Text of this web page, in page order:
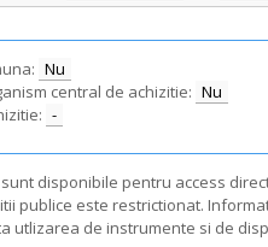
Nu
central de achizitie: Nu
-
disponibile pentru access
publice este restrictionat.
utlizarea de instrumente si de